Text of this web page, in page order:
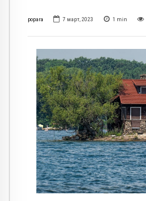
popara 7 март, 2023 1 min